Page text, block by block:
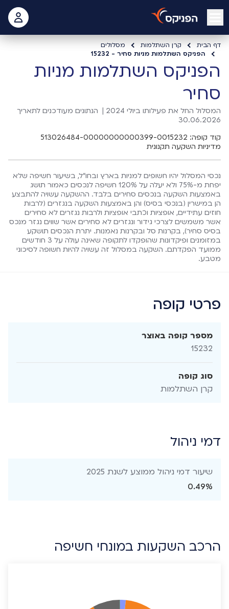
open mobile menu
דף הבית קרן השתלמות
מסלולים
הפניקס השתלמות מניות סחיר - 15232
הפניקס השתלמות מניות
סחיר
המסלול החל את פעילותו ביולי 2024 |
הנתונים מעודכנים לתאריך
30.06.2026
קוד קופה: 513026484-00000000000399-0015232
מדיניות השקעה תקנונית
נכסי המסלול יהיו חשופים למניות בארץ ובחו"ל, בשיעור חשיפה שלא
יפחת מ-75% ולא יעלה על 120% חשיפה לנכסים כאמור תושג
באמצעות השקעה בנכסים סחירים בלבד. ההשקעה עשויה להתבצע
הן במישרין (בנכסי בסיס) והן באמצעות השקעה בנגזרים (לרבות
חוזים עתידיים, אופציות וכתבי אופציות ולרבות נגזרים לא סחירים
אשר משמשים לצרכי גידור ונגזרים לא סחירים אשר שווים נגזר מנכס
בסיס סחיר), בקרנות סל ובקרנות נאמנות. יתרת הנכסים תושקע
במזומנים ופיקדונות שהופקדו לתקופה שאינה עולה על 3 חודשים
ממועד הפקדתם. השקעה במסלול זה עשויה להיות חשופה לסיכוני
מטבע.
פרטי קופה
מספר קופה באוצר
15232
סוג קופה
קרן השתלמות
דמי ניהול
שיעור דמי ניהול ממוצע לשנת 2025
0.49%
הרכב השקעות במונחי חשיפה